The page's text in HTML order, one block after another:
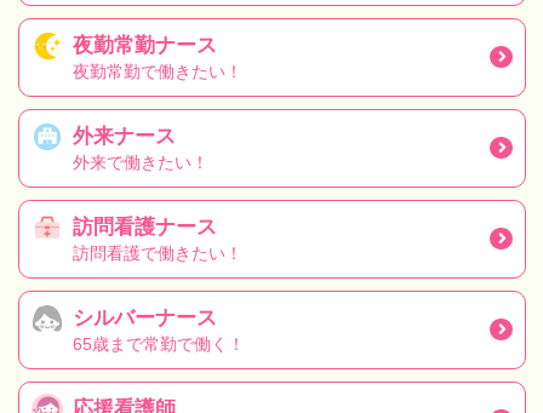
夜勤常勤ナース
夜勤常勤で働きたい！
外来ナース
外来で働きたい！
訪問看護ナース
訪問看護で働きたい！
シルバーナース
65歳まで常勤で働く！